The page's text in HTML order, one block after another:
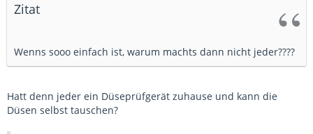
Zitat
Wenns sooo einfach ist, warum machts dann nicht jeder????
Hatt denn jeder ein Düseprüfgerät zuhause und kann die
Düsen selbst tauschen?